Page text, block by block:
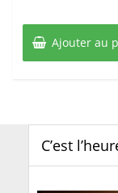
Ajouter au
C’est